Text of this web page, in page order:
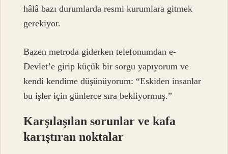
hâlâ bazı durumlarda resmi kurumlara gitmek
gerekiyor.
Bazen metroda giderken telefonumdan e-
Devlet’e girip küçük bir sorgu yapıyorum ve
kendi kendime düşünüyorum: “Eskiden insanlar
bu işler için günlerce sıra bekliyormuş.”
Karşılaşılan sorunlar ve kafa
karıştıran noktalar